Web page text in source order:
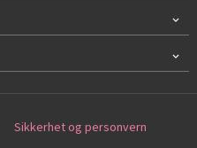
Sikkerhet og personvern